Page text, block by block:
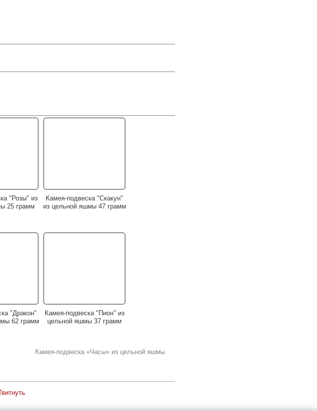
"Розы" из
25 грамм
Камея-подвеска "Скакун"
из цельной яшмы 47 грамм
"Дракон"
62 грамм
Камея-подвеска "Пион" из
цельной яшмы 37 грамм
Камея-подвеска «Часы» из цельной яшмы